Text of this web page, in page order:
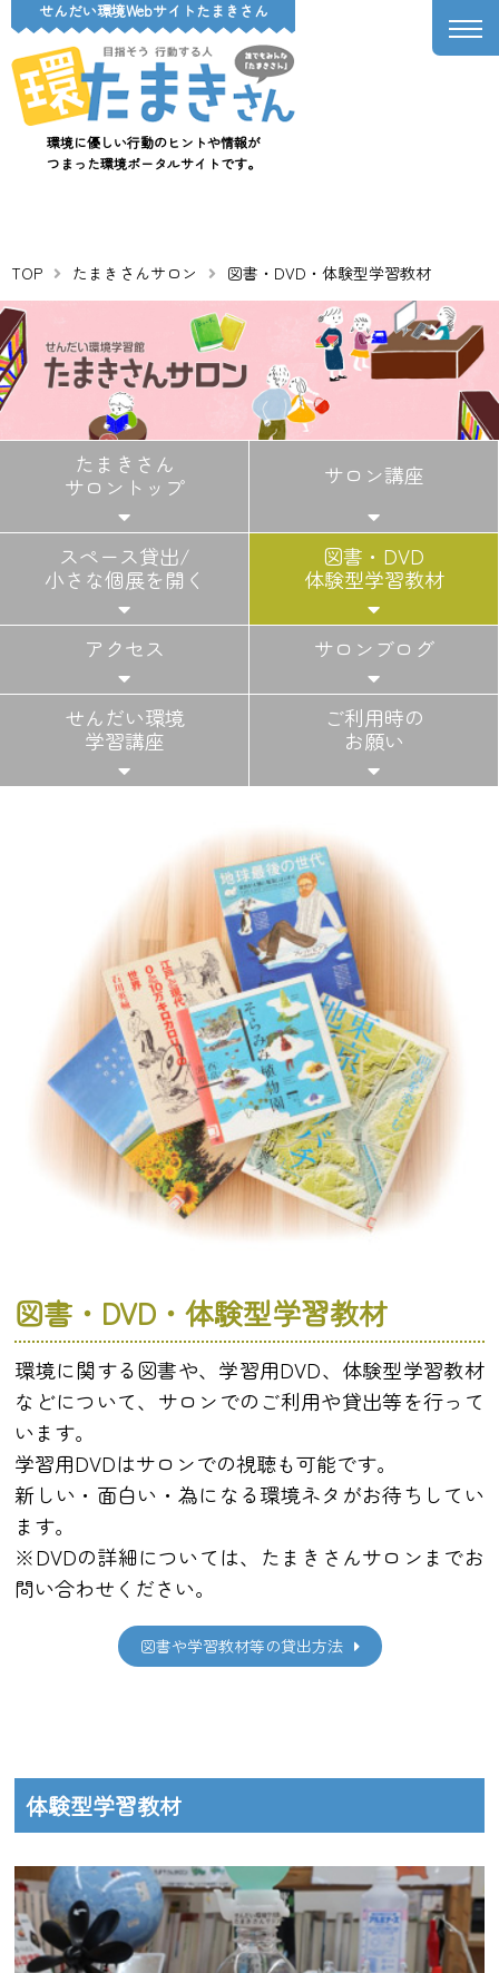
せんだい環境Webサイトたまきさん
環境に優しい行動のヒントや情報が
つまった環境ポータルサイトです。
TOP たまきさんサロン 図書・DVD・体験型学習教材
たまきさん
サロントップ
サロン講座
スペース貸出/
小さな個展を開く
図書・DVD
体験型学習教材
アクセス サロンブログ
せんだい環境
学習講座
ご利用時の
お願い
図書・DVD・体験型学習教材
環境に関する図書や、学習用DVD、体験型学習教材
などについて、サロンでのご利用や貸出等を行って
います。
学習用DVDはサロンでの視聴も可能です。
新しい・面白い・為になる環境ネタがお待ちしてい
ます。
※DVDの詳細については、たまきさんサロンまでお
問い合わせください。
図書や学習教材等の貸出方法
体験型学習教材